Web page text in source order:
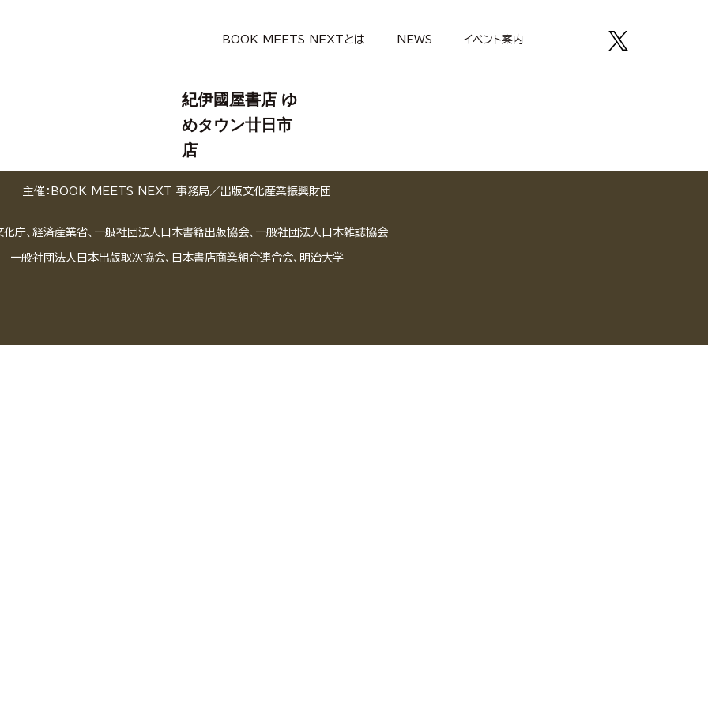
BOOK MEETS NEXTとは NEWS イベント案内
紀伊國屋書店 ゆ
めタウン廿日市
店
主催：BOOK MEETS NEXT 事務局／ 出版文化産業振興財団
化庁、経済産業省、一般社団法人日本書籍出版協会、一般社団法人日本雑誌協会
一般社団法人日本出版取次協会、日本書店商業組合連合会、明治大学